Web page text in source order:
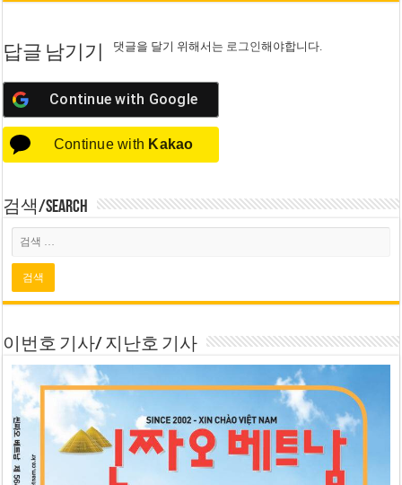
답글 남기기 댓글을 달기 위해서는 로그인해야합니다.
Continue with Google
Continue with Kakao
검색/Search
이번호 기사/ 지난호 기사